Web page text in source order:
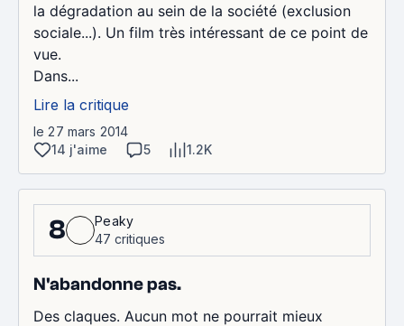
la dégradation au sein de la société (exclusion
sociale...). Un film très intéressant de ce point de
vue.
Dans...
Lire la critique
le 27 mars 2014
14 j'aime
5 1.2K
8
Peaky
47 critiques
N'abandonne pas.
Des claques. Aucun mot ne pourrait mieux